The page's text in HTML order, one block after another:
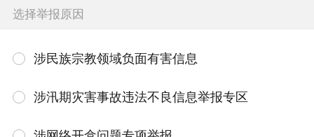
选择举报原因
涉民族宗教领域负面有害信息
涉汛期灾害事故违法不良信息举报专区